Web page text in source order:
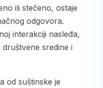
ili stečeno, ostaje
odgovora.
interakciji nasleđa,
sredine i